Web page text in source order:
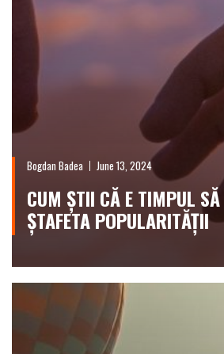
Bogdan Badea June 13, 2024
CUM ȘTII CĂ E TIMPUL
ȘTAFETA POPULARITĂȚII